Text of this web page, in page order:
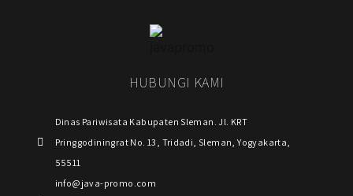
HUBUNGI KAMI
Dinas Pariwisata Kabupaten Sleman. Jl. KRT
Pringgodiningrat No. 13, Tridadi, Sleman, Yogyakarta,
55511
info@java-promo.com